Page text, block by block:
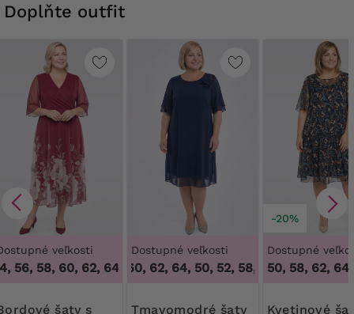
Doplňte outfit
veľkosti
56, 58, 60, 62, 64, 48, 50, 52, 54, 56, 58, 60, 62, 64
s
Dostupné veľkosti
50, 52, 58, 60, 62, 64,50, 52, 58, 60, 62, 64
Tmavomodré šaty
-20%
Dostupné
50, 58, 62, 64
kvetinové
48,